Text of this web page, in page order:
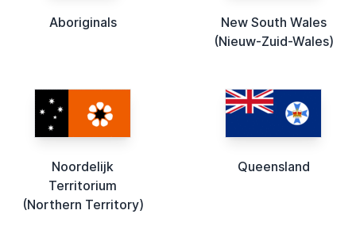
Aboriginals
New South Wales
(Nieuw-Zuid-Wales)
Noordelijk
Territorium
(Northern Territory)
Queensland